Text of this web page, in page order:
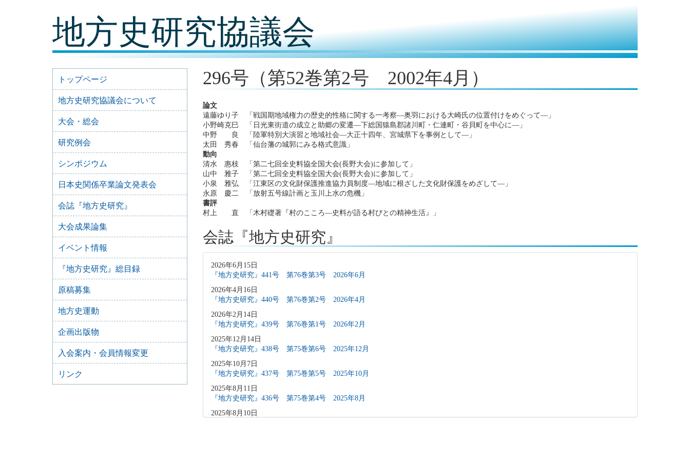
地方史研究協議会
296号（第52巻第2号 2002年4月）
論文
遠藤ゆり子 「戦国期地域権力の歴史的性格に関する一考察―奥羽における大崎氏の位置付けをめぐって―」
小野崎克巳 「日光東街道の成立と助郷の変遷―下総国猿島郡諸川町・仁連町・谷貝町を中心に―」
中野 良 「陸軍特別大演習と地域社会―大正十四年、宮城県下を事例として―」
太田 秀春 「仙台藩の城郭にみる格式意識」
動向
清水 惠枝 「第二七回全史料協全国大会(長野大会)に参加して」
山中 雅子 「第二七回全史料協全国大会(長野大会)に参加して」
小泉 雅弘 「江東区の文化財保護推進協力員制度―地域に根ざした文化財保護をめざして―」
永原 慶二 「放射五号線計画と玉川上水の危機」
書評
村上 直 「木村礎著『村のこころ―史料が語る村びとの精神生活』」
会誌『地方史研究』
2026年6月15日
『地方史研究』441号 第76巻第3号 2026年6月
2026年4月16日
『地方史研究』440号 第76巻第2号 2026年4月
2026年2月14日
『地方史研究』439号 第76巻第1号 2026年2月
2025年12月14日
『地方史研究』438号 第75巻第6号 2025年12月
2025年10月7日
『地方史研究』437号 第75巻第5号 2025年10月
2025年8月11日
『地方史研究』436号 第75巻第4号 2025年8月
2025年8月10日
トップページ
地方史研究協議会について
大会・総会
研究例会
シンポジウム
日本史関係卒業論文発表会
会誌『地方史研究』
大会成果論集
イベント情報
『地方史研究』総目録
原稿募集
地方史運動
企画出版物
入会案内・会員情報変更
リンク